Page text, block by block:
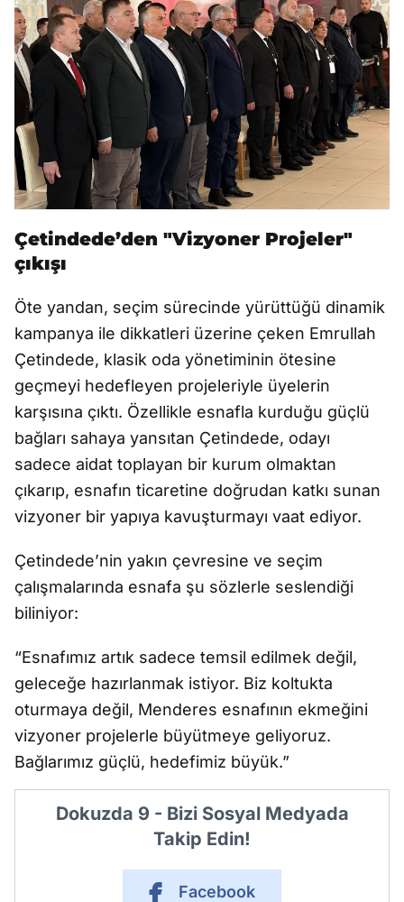
Çetindede’den "Vizyoner Projeler"
çıkışı
Öte yandan, seçim sürecinde yürüttüğü dinamik
kampanya ile dikkatleri üzerine çeken Emrullah
Çetindede, klasik oda yönetiminin ötesine
geçmeyi hedefleyen projeleriyle üyelerin
karşısına çıktı. Özellikle esnafla kurduğu güçlü
bağları sahaya yansıtan Çetindede, odayı
sadece aidat toplayan bir kurum olmaktan
çıkarıp, esnafın ticaretine doğrudan katkı sunan
vizyoner bir yapıya kavuşturmayı vaat ediyor.
Çetindede’nin yakın çevresine ve seçim
çalışmalarında esnafa şu sözlerle seslendiği
biliniyor:
“Esnafımız artık sadece temsil edilmek değil,
geleceğe hazırlanmak istiyor. Biz koltukta
oturmaya değil, Menderes esnafının ekmeğini
vizyoner projelerle büyütmeye geliyoruz.
Bağlarımız güçlü, hedefimiz büyük.”
Dokuzda 9 - Bizi Sosyal Medyada
Takip Edin!
Facebook